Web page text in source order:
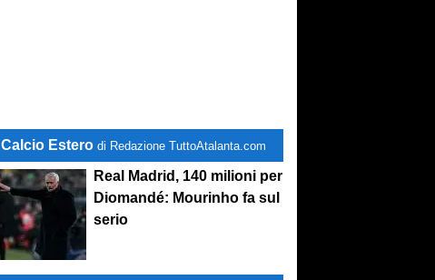
Calcio Estero di Redazione TuttoAtalanta.com
Real Madrid, 140 milioni per
Diomandé: Mourinho fa sul
serio